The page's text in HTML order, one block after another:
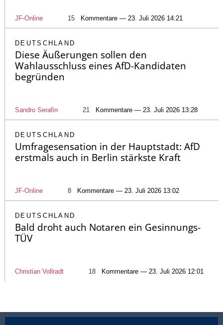
JF-Online 15 Kommentare — 23. Juli 2026 14:21
DEUTSCHLAND
Diese Äußerungen sollen den
Wahlausschluss eines AfD-Kandidaten
begründen
Sandro Serafin 21 Kommentare — 23. Juli 2026 13:28
DEUTSCHLAND
Umfragesensation in der Hauptstadt: AfD
erstmals auch in Berlin stärkste Kraft
JF-Online 8 Kommentare — 23. Juli 2026 13:02
DEUTSCHLAND
Bald droht auch Notaren ein Gesinnungs-
TÜV
Christian Vollradt 18 Kommentare — 23. Juli 2026 12:01